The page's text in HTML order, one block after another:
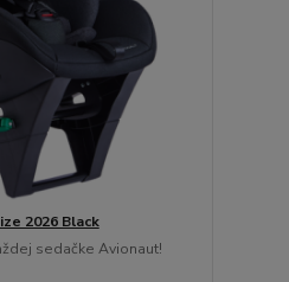
2026 Black
sedačke Avionaut!